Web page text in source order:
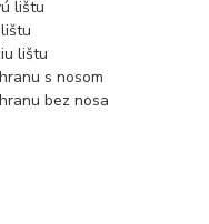
lištu
lištu
s nosom
bez nosa